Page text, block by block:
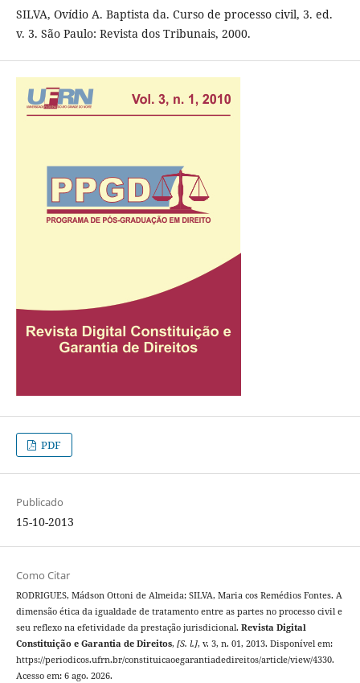
SILVA, Ovídio A. Baptista da. Curso de processo civil, 3. ed.
v. 3. São Paulo: Revista dos Tribunais, 2000.
PDF
Publicado
15-10-2013
Como Citar
RODRIGUES, Mádson Ottoni de Almeida; SILVA, Maria cos Remédios Fontes. A
dimensão ética da igualdade de tratamento entre as partes no processo civil e
seu reflexo na efetividade da prestação jurisdicional. Revista Digital
Constituição e Garantia de Direitos, [S. l.], v. 3, n. 01, 2013. Disponível em:
https://periodicos.ufrn.br/constituicaoegarantiadedireitos/article/view/4330.
Acesso em: 6 ago. 2026.